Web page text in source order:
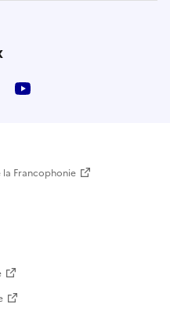
Instagram
la Francophonie